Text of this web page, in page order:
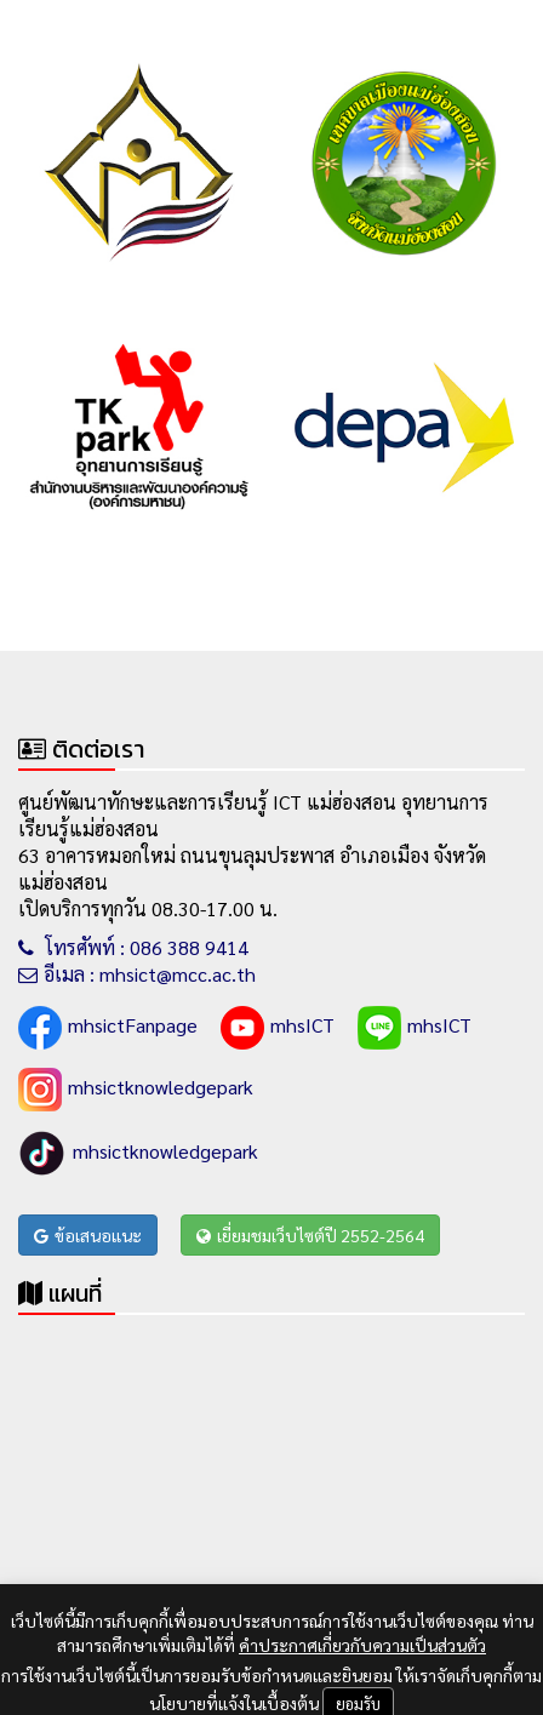
ติดต่อเรา
ศูนย์พัฒนาทักษะและการเรียนรู้ ICT แม่ฮ่องสอน อุทยานการ
เรียนรู้แม่ฮ่องสอน
63 อาคารหมอกใหม่ ถนนขุนลุมประพาส อำเภอเมือง จังหวัด
แม่ฮ่องสอน
เปิดบริการทุกวัน 08.30-17.00 น.
โทรศัพท์ : 086 388 9414
อีเมล : mhsict@mcc.ac.th
mhsictFanpage
mhsICT mhsICT
mhsictknowledgepark
mhsictknowledgepark
ข้อเสนอแนะ เยี่ยมชมเว็บไซต์ปี 2552-2564
แผนที่
เว็บไซต์นี้มีการเก็บคุกกี้เพื่อมอบประสบการณ์การใช้งานเว็บไซต์ของคุณ ท่าน
สามารถศึกษาเพิ่มเติมได้ที่ คำประกาศเกี่ยวกับความเป็นส่วนตัว
การใช้งานเว็บไซต์นี้เป็นการยอมรับข้อกำหนดและยินยอม ให้เราจัดเก็บคุกกี้ตาม
นโยบายที่แจ้งในเบื้องต้น
ยอมรับ